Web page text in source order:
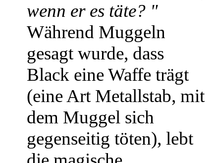
wenn er es täte? "
Während Muggeln
gesagt wurde, dass
Black eine Waffe trägt
(eine Art Metallstab, mit
dem Muggel sich
gegenseitig töten), lebt